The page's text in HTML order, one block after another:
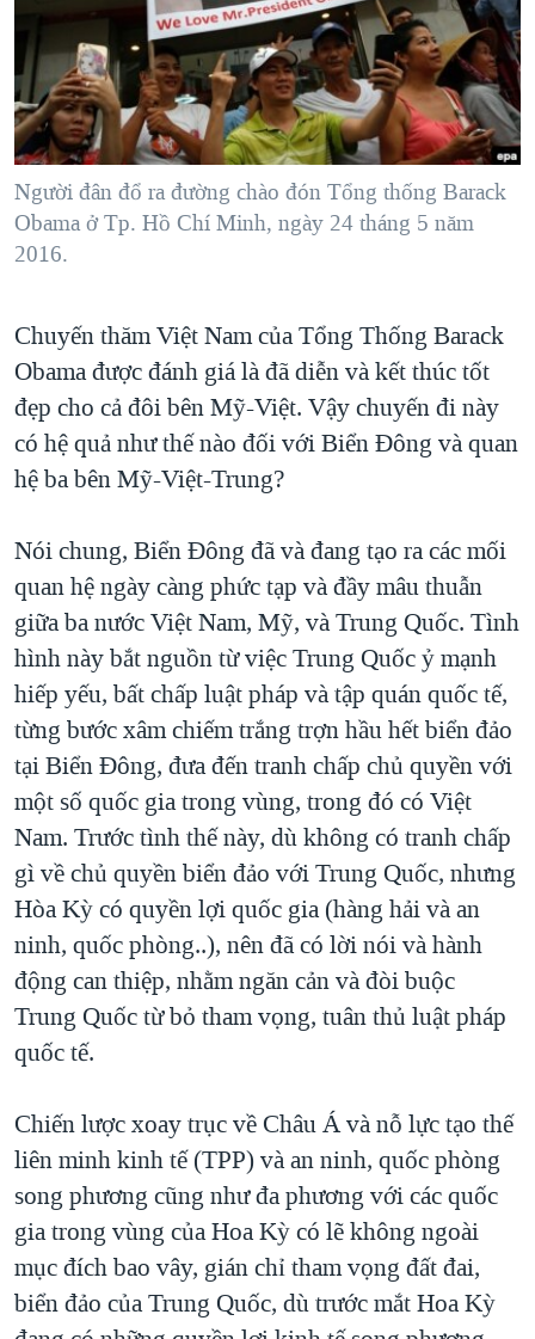
"Tìm"NGƯỜI VIỆT HẢI NGOẠI
ĐỜI SỐNG
KINH TẾ
KHOA HỌC
SỨC KHOẺ
VĂN HOÁ
GIÁO DỤC
HÀNH TRÌNH BẦU CỬ 2024
MỘT NĂM CHIẾN TRANH TẠI DẢI GAZA
GIẢI MÃ VÀNH ĐAI & CON ĐƯỜNG
TRỊNH VĨNH BÌNH - NGƯỜI HẠ 'BÊN THẮNG CUỘC'
GROUND ZERO – XƯA VÀ NAY
CÁC GIÁ TRỊ CỘNG HÒA Ở VIỆT NAM
TRỊNH VĨNH BÌNH VS. CHÍNH PHỦ VIỆT NAM
NGƯ DÂN VIỆT VÀ LÀN SÓNG TRỘM HẢI SÂM
QUAN HỆ VIỆT MỸ
VIDEO
NGHE
MẠNG XÃ HỘI
Ngôn ngữ khác
Người đân đổ ra đường chào đón Tổng thống Barack
Obama ở Tp. Hồ Chí Minh, ngày 24 tháng 5 năm
2016.
Chuyến thăm Việt Nam của Tổng Thống Barack
Obama được đánh giá là đã diễn và kết thúc tốt
đẹp cho cả đôi bên Mỹ-Việt. Vậy chuyến đi này
có hệ quả như thế nào đối với Biển Đông và quan
hệ ba bên Mỹ-Việt-Trung?
Nói chung, Biển Đông đã và đang tạo ra các mối
quan hệ ngày càng phức tạp và đầy mâu thuẫn
giữa ba nước Việt Nam, Mỹ, và Trung Quốc. Tình
hình này bắt nguồn từ việc Trung Quốc ỷ mạnh
hiếp yếu, bất chấp luật pháp và tập quán quốc tế,
từng bước xâm chiếm trắng trợn hầu hết biển đảo
tại Biển Đông, đưa đến tranh chấp chủ quyền với
một số quốc gia trong vùng, trong đó có Việt
Nam. Trước tình thế này, dù không có tranh chấp
gì về chủ quyền biển đảo với Trung Quốc, nhưng
Hòa Kỳ có quyền lợi quốc gia (hàng hải và an
ninh, quốc phòng..), nên đã có lời nói và hành
động can thiệp, nhằm ngăn cản và đòi buộc
Trung Quốc từ bỏ tham vọng, tuân thủ luật pháp
quốc tế.
Chiến lược xoay trục về Châu Á và nỗ lực tạo thế
liên minh kinh tế (TPP) và an ninh, quốc phòng
song phương cũng như đa phương với các quốc
gia trong vùng của Hoa Kỳ có lẽ không ngoài
mục đích bao vây, gián chỉ tham vọng đất đai,
biển đảo của Trung Quốc, dù trước mắt Hoa Kỳ